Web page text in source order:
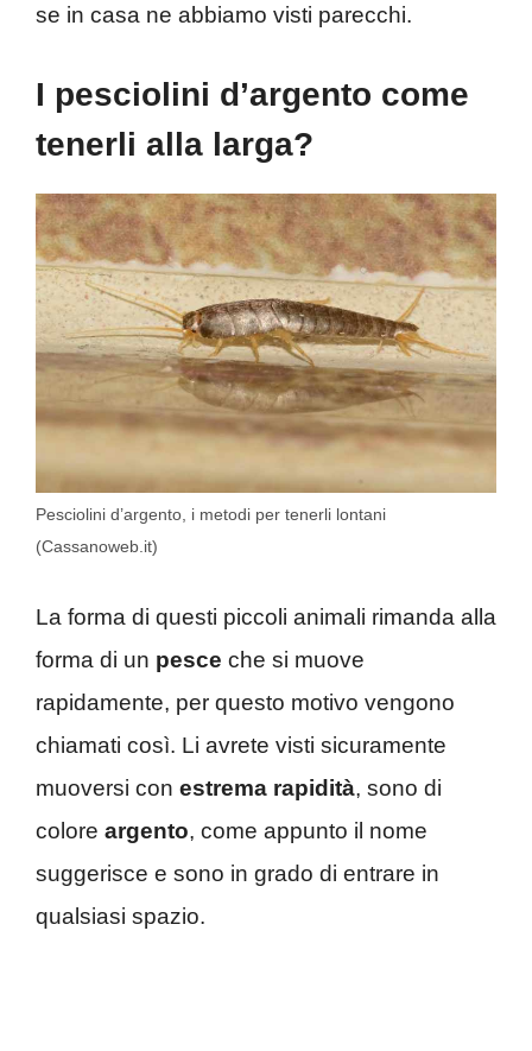
se in casa ne abbiamo visti parecchi.
I pesciolini d’argento come
tenerli alla larga?
Pesciolini d’argento, i metodi per tenerli lontani
(Cassanoweb.it)
La forma di questi piccoli animali rimanda alla
forma di un pesce che si muove
rapidamente, per questo motivo vengono
chiamati così. Li avrete visti sicuramente
muoversi con estrema rapidità, sono di
colore argento, come appunto il nome
suggerisce e sono in grado di entrare in
qualsiasi spazio.